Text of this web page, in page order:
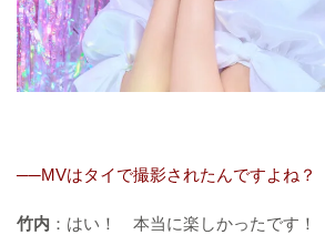
──MVはタイで撮影されたんですよね？
竹内 ：はい！ 本当に楽しかったです！